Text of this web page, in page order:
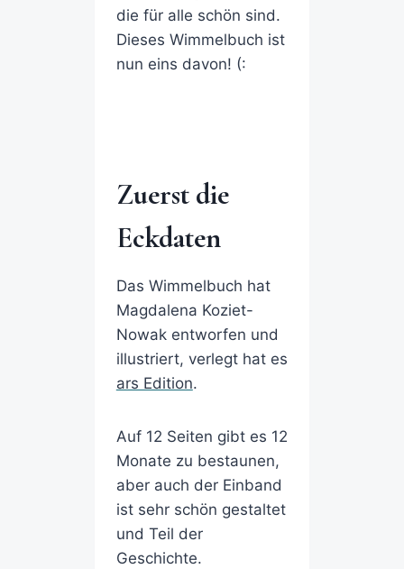
die für alle schön sind.
Dieses Wimmelbuch ist
nun eins davon! (:
Zuerst die
Eckdaten
Das Wimmelbuch hat
Magdalena Koziet-
Nowak entworfen und
illustriert, verlegt hat es
ars Edition.
Auf 12 Seiten gibt es 12
Monate zu bestaunen,
aber auch der Einband
ist sehr schön gestaltet
und Teil der
Geschichte.